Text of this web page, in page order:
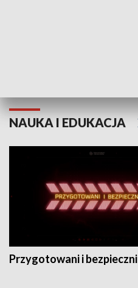
NAUKA I EDUKACJA
Przygotowani i bezpieczni